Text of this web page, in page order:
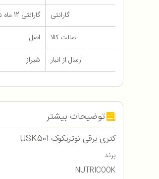
گارانتی
گارانتی 12 ماه شرکتی
اصالت کالا
اصل
ارسال از انبار
شیراز
توضیحات بیشتر
کتری برقی نوتریکوک USK501
برند
NUTRICOOK